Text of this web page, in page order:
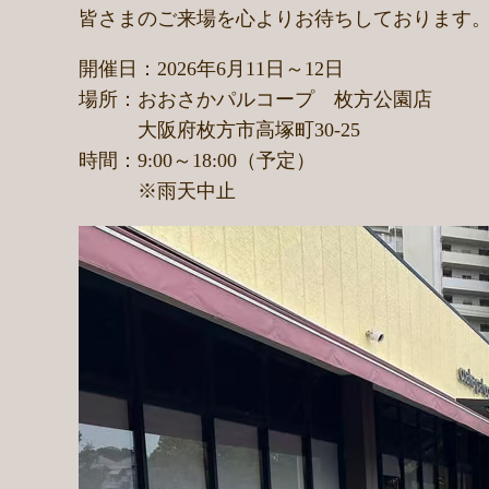
皆さまのご来場を心よりお待ちしております
開催日：2026年6月11日～12日
場所：おおさかパルコープ 枚方公園店
大阪府枚方市高塚町30-25
時間：9:00～18:00（予定）
※雨天中止